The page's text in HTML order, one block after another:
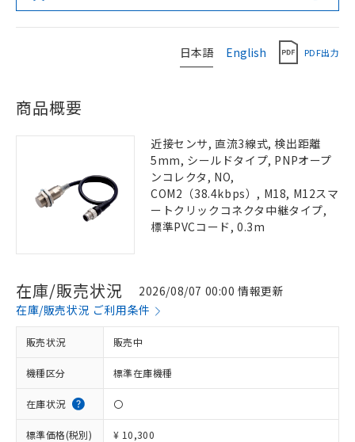
日本語 English PDF出力
商品概要
近接センサ, 直流3線式, 検出距離
5mm, シールドタイプ, PNPオープ
ンコレクタ, NO,
COM2（38.4kbps）, M18, M12スマ
ートクリックコネクタ中継タイプ,
標準PVCコード, 0.3m
在庫/販売状況
2026/08/07 00:00 情報更新
在庫/販売状況 ご利用条件
販売状況 販売中
機種区分 標準在庫機種
在庫状況 〇
標準価格(税別) ¥ 10,300